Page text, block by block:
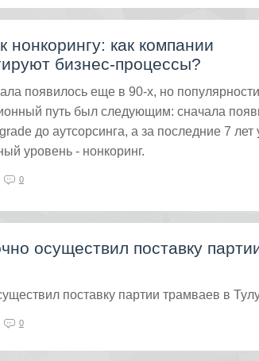
нонкорингу: как компании
бизнес-процессы?
появилось еще в 90-х, но популярности
путь был следующим: сначала
до аутсорсинга, а за последние 7 лет
уровень - нонкоринг.
0
осуществил поставку
поставку партии трамваев в
0